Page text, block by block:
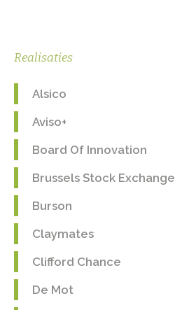
Realisaties
Alsico
Aviso+
Board Of Innovation
Brussels Stock Exchange
Burson
Claymates
Clifford Chance
De Mot